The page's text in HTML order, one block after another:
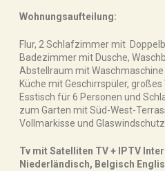
Wohnungsaufteilung:
Flur, 2 Schlafzimmer mit
Badezimmer mit Dusche,
Abstellraum mit
Küche mit Geschirrspüler,
Esstisch für 6 Personen und
zum Garten mit Süd-West-
Vollmarkisse und
Tv mit Satelliten TV + IPTV
Niederländisch, Belgisch